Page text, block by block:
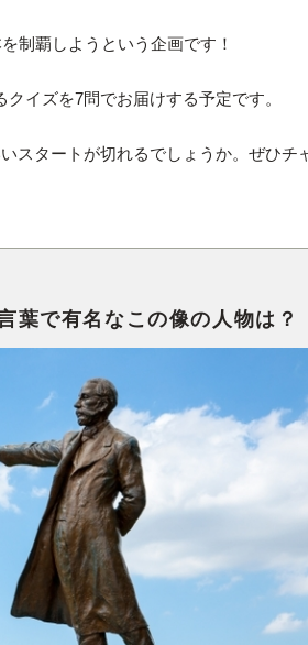
制覇しようという企画です！
イズを7問でお届けする予定です。
スタートが切れるでしょうか。ぜひチ
で有名なこの像の人物は？